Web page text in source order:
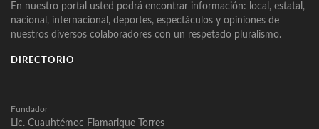
En nuestro portal usted podrá encontrar información: local, estatal,
nacional, internacional, deportes, espectáculos y opiniones de
nuestros diversos colaboradores con un respetado pluralismo.
DIRECTORIO
Fundador
Lic. Cuauhtémoc Flamarique Torres